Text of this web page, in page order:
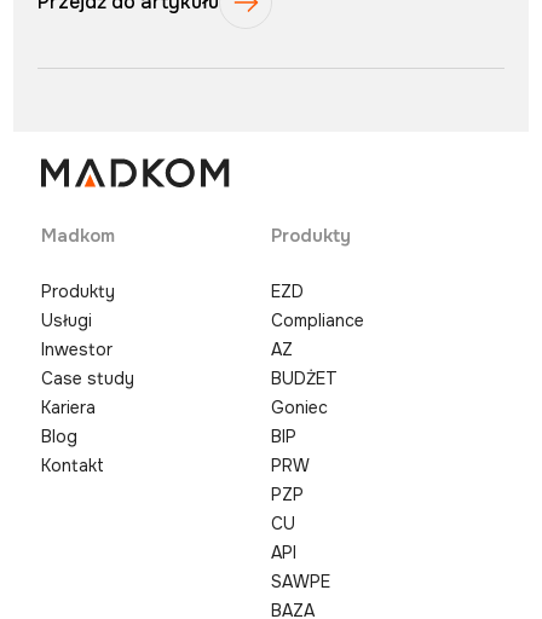
Madkom
Produkty
Usługi
Inwestor
Case study
Kariera
Blog
Kontakt
Produkty
EZD
Compliance
AZ
BUDŻET
Goniec
BIP
PRW
PZP
CU
API
SAWPE
BAZA